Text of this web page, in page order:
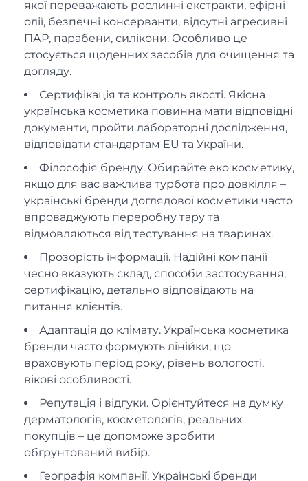
якої переважають рослинні екстракти, ефірні
олії, безпечні консерванти, відсутні агресивні
ПАР, парабени, силікони. Особливо це
стосується щоденних засобів для очищення та
догляду.
Сертифікація та контроль якості. Якісна
українська косметика повинна мати відповідні
документи, пройти лабораторні дослідження,
відповідати стандартам EU та України.
Філософія бренду. Обирайте еко косметику,
якщо для вас важлива турбота про довкілля –
українські бренди доглядової косметики часто
впроваджують переробну тару та
відмовляються від тестування на тваринах.
Прозорість інформації. Надійні компанії
чесно вказують склад, способи застосування,
сертифікацію, детально відповідають на
питання клієнтів.
Адаптація до клімату. Українська косметика
бренди часто формують лінійки, що
враховують період року, рівень вологості,
вікові особливості.
Репутація і відгуки. Орієнтуйтеся на думку
дерматологів, косметологів, реальних
покупців – це допоможе зробити
обґрунтований вибір.
Географія компанії. Українські бренди